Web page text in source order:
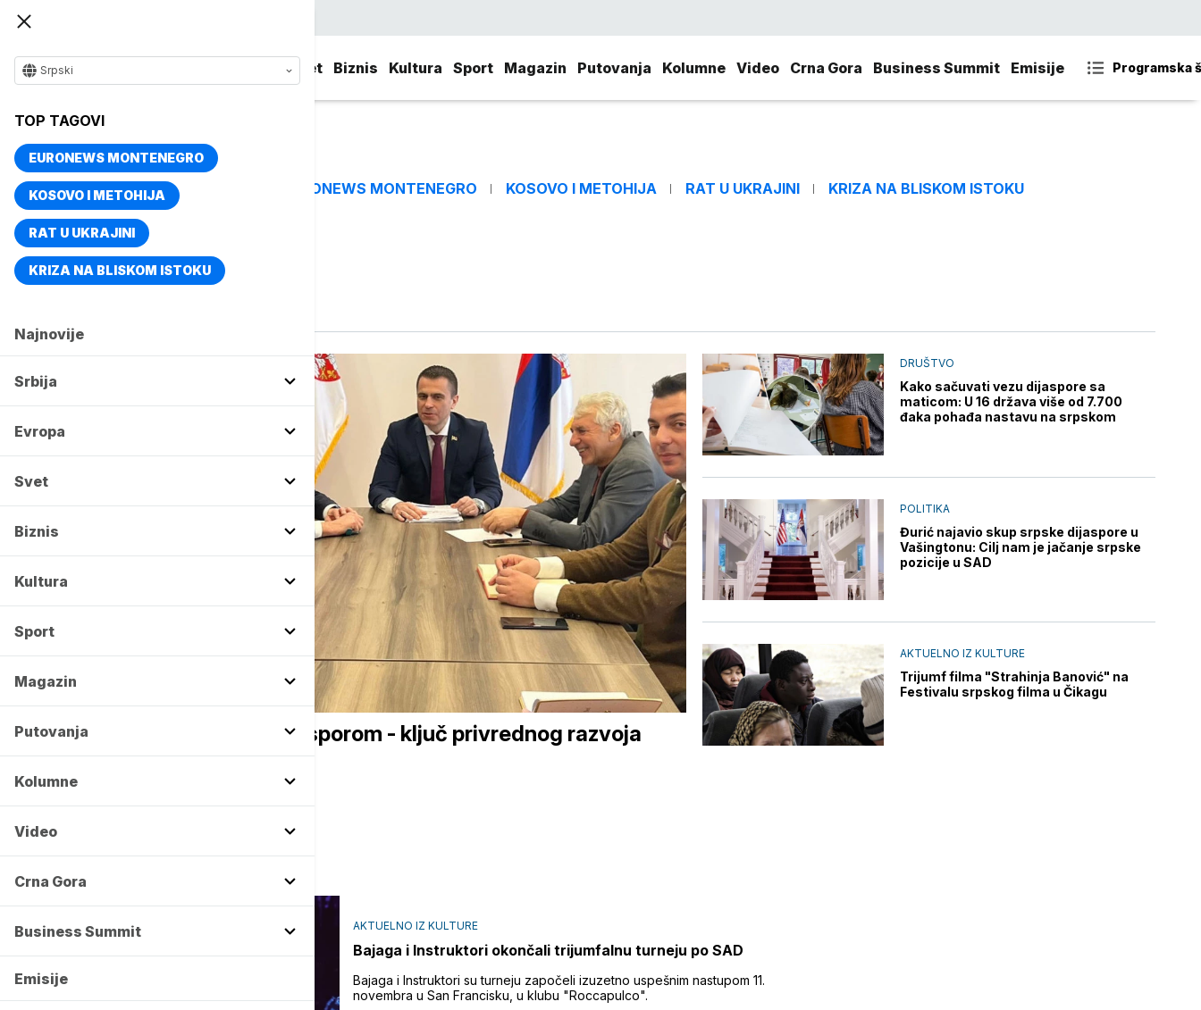
Svet Biznis Kultura Sport Magazin Putovanja Kolumne Video Crna Gora Business Summit Emisije Programska
Srpski
TOP TAGOVI
EURONEWS MONTENEGRO
KOSOVO I METOHIJA
RAT U UKRAJINI
KRIZA NA BLISKOM ISTOKU
Najnovije
Srbija
Evropa
Svet
Biznis
Kultura
Sport
Magazin
Putovanja
Kolumne
Video
Crna Gora
Business Summit
Emisije
TOP TAGOVI EURONEWS MONTENEGRO KOSOVO I METOHIJA RAT U UKRAJINI KRIZA NA BLISKOM ISTOKU
Vise o temi
Dijaspora
BIZNIS VESTI
Milićević: Saradnja sa dijasporom - ključ privrednog razvoja
DRUŠTVO
Kako sačuvati vezu dijaspore sa
maticom: U 16 država više od 7.700
đaka pohađa nastavu na srpskom
POLITIKA
Đurić najavio skup srpske dijaspore u
Vašingtonu: Cilj nam je jačanje srpske
pozicije u SAD
AKTUELNO IZ KULTURE
Trijumf filma "Strahinja Banović" na
Festivalu srpskog filma u Čikagu
AKTUELNO IZ KULTURE
Bajaga i Instruktori okončali trijumfalnu turneju po SAD
Bajaga i Instruktori su turneju započeli izuzetno uspešnim nastupom 11.
novembra u San Francisku, u klubu "Roccapulco".